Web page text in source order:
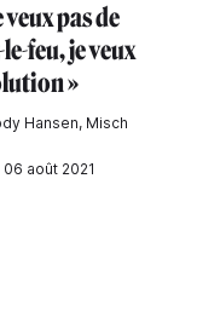
veux pas de
le-feu, je veux
»
Hansen, Misch
août 2021